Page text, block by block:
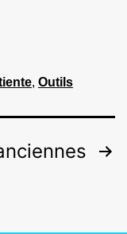
, Outils